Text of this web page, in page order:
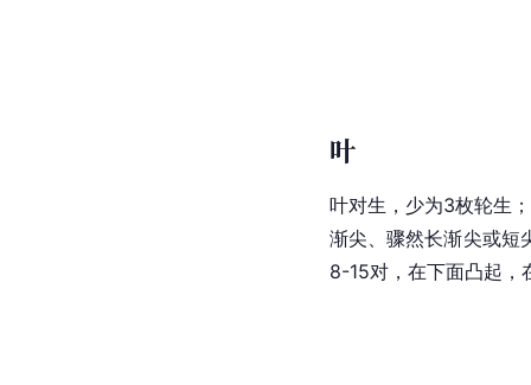
叶
叶对生，少为3枚轮生
渐尖、骤然长渐尖或短
8-15对，在下面凸起，